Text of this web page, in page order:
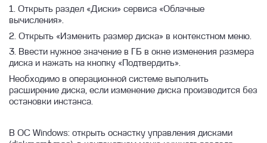
Переименование инстанса
Запуск, остановка и перезагрузка ВМ
Подключение сети к ВМ
VNC консоль
Ручное резервное копирование
Резервное копирование по расписанию
Резервное копирование по стратегии
GFS
Отсоединение root диска
Снапшоты диска
Смена типа диска
Передача дисков между проектами и ВМ
Изменение размера диска
Операции с дисками ВМ
1. Открыть раздел «Диски» сервиса «Облачные
вычисления».
2. Открыть «Изменить размер диска» в контекстном меню.
3. Ввести нужное значение в ГБ в окне изменения размера
диска и нажать на кнопку «Подтвердить».
Необходимо в операционной системе выполнить
расширение диска, если изменение диска производится без
остановки инстанса.
В ОС Windows: открыть оснастку управления дисками